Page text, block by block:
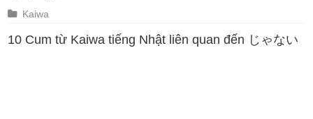
Kaiwa
10 Cum từ Kaiwa tiếng Nhật liên quan đến じゃない